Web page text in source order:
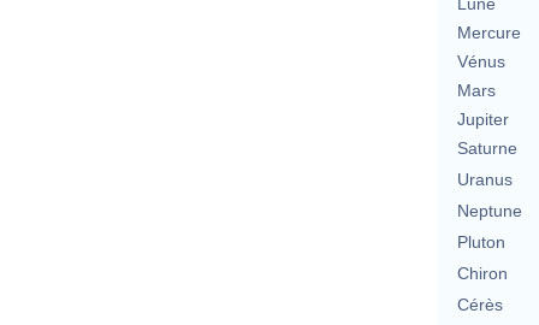
Lune
Mercure
Vénus
Mars
Jupiter
Saturne
Uranus
Neptune
Pluton
Chiron
Cérès